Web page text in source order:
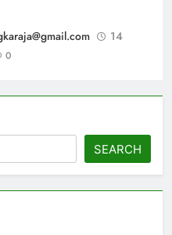
14
0
SEARCH